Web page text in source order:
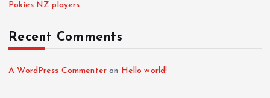
Pokies NZ players
Recent Comments
A WordPress Commenter on Hello world!